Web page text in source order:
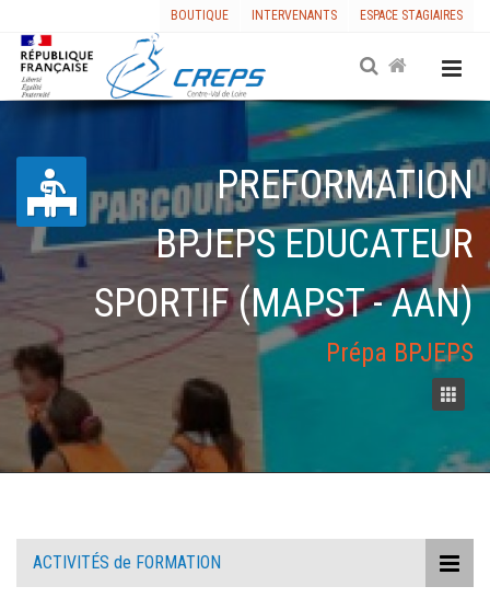
BOUTIQUE INTERVENANTS ESPACE STAGIAIRES
PREFORMATION
BPJEPS EDUCATEUR
SPORTIF (MAPST - AAN)
Prépa BPJEPS
ACTIVITÉS de FORMATION